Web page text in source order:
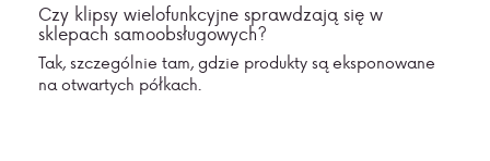
Czy klipsy wielofunkcyjne sprawdzają się w
sklepach samoobsługowych?
Tak, szczególnie tam, gdzie produkty są eksponowane
na otwartych półkach.